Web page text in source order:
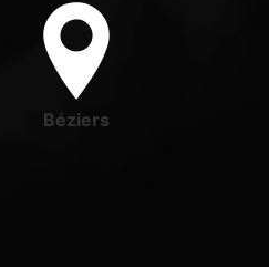
Béziers